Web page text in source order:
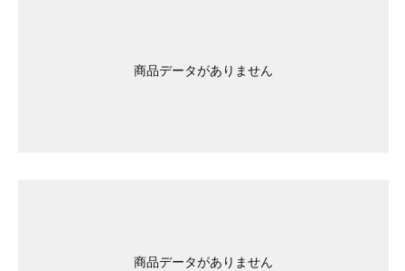
商品データがありません
商品データがありません